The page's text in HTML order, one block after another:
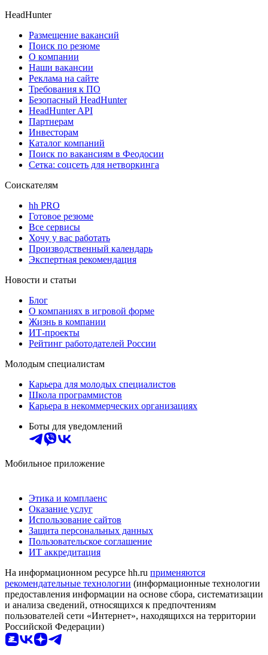
HeadHunter
Размещение вакансий
Поиск по резюме
О компании
Наши вакансии
Реклама на сайте
Требования к ПО
Безопасный HeadHunter
HeadHunter API
Партнерам
Инвесторам
Каталог компаний
Поиск по вакансиям в Феодосии
Сетка: соцсеть для нетворкинга
Соискателям
hh PRO
Готовое резюме
Все сервисы
Хочу у вас работать
Производственный календарь
Экспертная рекомендация
Новости и статьи
Блог
О компаниях в игровой форме
Жизнь в компании
ИТ-проекты
Рейтинг работодателей России
Молодым специалистам
Карьера для молодых специалистов
Школа программистов
Карьера в некоммерческих организациях
Боты для уведомлений
Мобильное приложение
Этика и комплаенс
Оказание услуг
Использование сайтов
Защита персональных данных
Пользовательское соглашение
ИТ аккредитация
На информационном ресурсе hh.ru применяются
рекомендательные технологии (информационные технологии
предоставления информации на основе сбора, систематизации
и анализа сведений, относящихся к предпочтениям
пользователей сети «Интернет», находящихся на территории
Российской Федерации)